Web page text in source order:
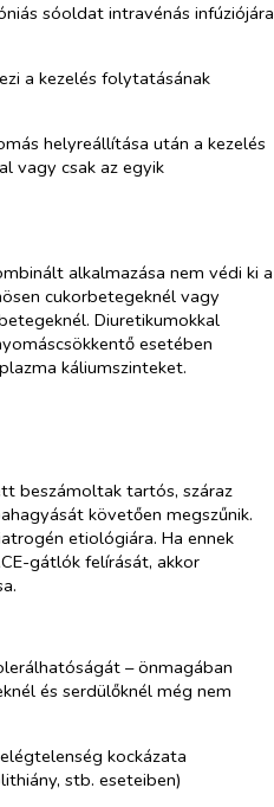
sóoldat intravénás infúziójára
a kezelés folytatásának
helyreállítása után a kezelés
vagy csak az egyik
alkalmazása nem védi ki a
cukorbetegeknél vagy
Diuretikumokkal
esetében
káliumszinteket.
beszámoltak tartós, száraz
követően megszűnik.
etiológiára. Ha ennek
gátlók felírását, akkor
– önmagában
és serdülőknél még nem
kockázata
stb. eseteiben)